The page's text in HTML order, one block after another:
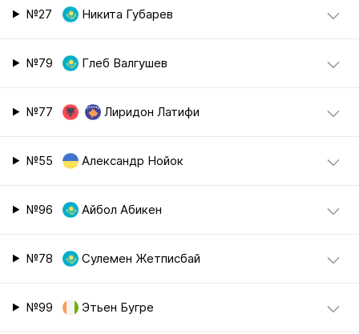
№27 Никита Губарев
№79 Глеб Валгушев
№77 Лиридон Латифи
№55 Александр Нойок
№96 Айбол Абикен
№78 Сулемен Жетписбай
№99 Этьен Бугре